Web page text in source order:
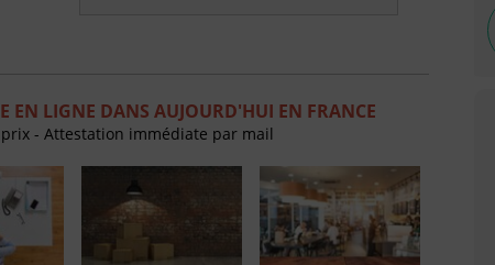
EN LIGNE DANS AUJOURD'HUI EN FRANCE
- Attestation immédiate par mail